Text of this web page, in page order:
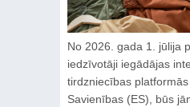
No 2026. gada 1. jūlija
iedzīvotāji iegādājas
tirdzniecības
Savienības (ES), būs